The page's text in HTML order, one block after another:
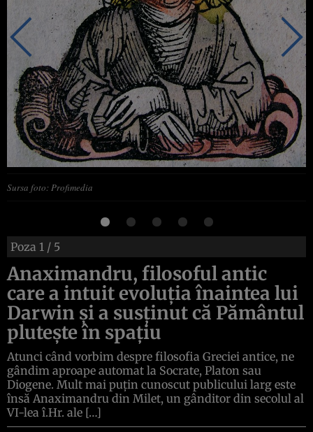
Sursa foto: Profimedia
Poza 1 / 5
Anaximandru, filosoful antic
care a intuit evoluția înaintea lui
Darwin și a susținut că Pământul
plutește în spațiu
Atunci când vorbim despre filosofia Greciei antice, ne
gândim aproape automat la Socrate, Platon sau
Diogene. Mult mai puțin cunoscut publicului larg este
însă Anaximandru din Milet, un gânditor din secolul al
VI-lea î.Hr. ale […]